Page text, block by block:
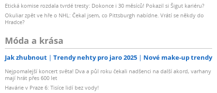
Etická komise rozdala tvrdé tresty: Dokonce i 30 měsíců! Pokazil si Šigut kariéru?
Okuliar zpět ve hře o NHL: Čekal jsem, co Pittsburgh nabídne. Vrátí se někdy do
Hradce?
Móda a krása
Jak zhubnout Trendy nehty pro jaro 2025 Nové make-up trendy
Nejpomalejší koncert světa! Dva a půl roku čekali nadšenci na další akord, varhany
mají hrát přes 600 let
Havárie v Praze 6: Tisíce lidí bez vody!